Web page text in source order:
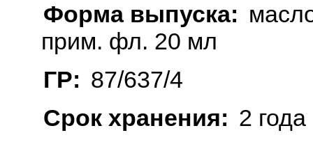
Форма выпуска:
прим. фл. 20 мл
ГР: 87/637/4
Срок хранения: 2 года